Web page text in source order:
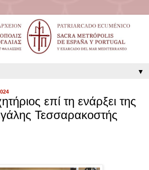
▼
επί τη ενάρξει της
Τεσσαρακοστής